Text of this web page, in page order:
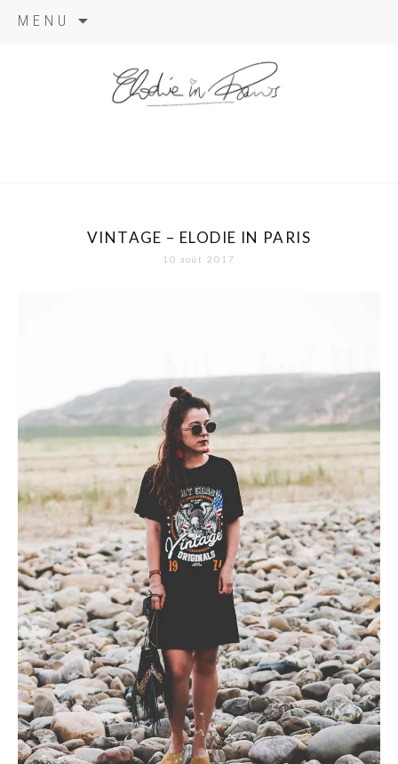
MENU
VINTAGE – ELODIE IN PARIS
10 août 2017